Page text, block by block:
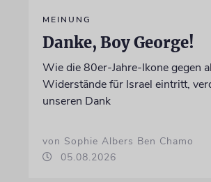
MEINUNG
Danke, Boy George!
Wie die 80er-Jahre-Ikone gegen
Widerstände für Israel eintritt,
unseren Dank
von Sophie Albers Ben Chamo
05.08.2026